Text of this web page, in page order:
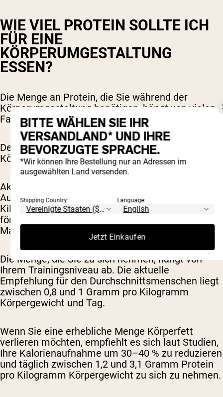
WIE VIEL PROTEIN SOLLTE ICH
FÜR EINE
KÖRPERUMGESTALTUNG
ESSEN?
Die Menge an Protein, die Sie während der
Körperumgestaltung benötigen, hängt von vielen
Faktoren ab.
Der individuelle Proteinbedarf berücksichtigt
Körpergewicht und Aktivitätsniveau.
Aktuelle Studien haben ergeben, dass die tägliche
Aufnahme von 0,8 bis 2,2 Gramm Protein pro
Kilogramm Körpergewicht das Muskelwachstum
fördert und den Körperfettanteil auf ein gesundes
Maß reduziert.
Die Menge, die Sie zu sich nehmen, hängt von
Ihrem Trainingsniveau ab. Die aktuelle
Empfehlung für den Durchschnittsmenschen liegt
zwischen 0,8 und 1 Gramm pro Kilogramm
Körpergewicht und Tag.
Wenn Sie eine erhebliche Menge Körperfett
verlieren möchten, empfiehlt es sich laut Studien,
Ihre Kalorienaufnahme um 30–40 % zu reduzieren
und täglich zwischen 1,2 und 3,1 Gramm Protein
pro Kilogramm Körpergewicht zu sich zu nehmen.
BITTE WÄHLEN SIE IHR
VERSANDLAND* UND IHRE
BEVORZUGTE SPRACHE.
*Wir können Ihre Bestellung nur an Adressen im
ausgewählten Land versenden.
Shipping Country: Language:
Jetzt Einkaufen